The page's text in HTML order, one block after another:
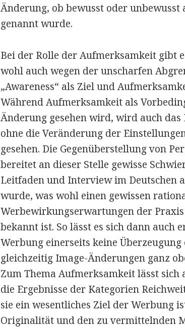
Änderung, ob bewusst oder
genannt wurde.
Bei der Rolle der Aufmerksamkeit gibt
wohl auch wegen der unscharfen
„Awareness“ als Ziel und
Während Aufmerksamkeit als
Änderung gesehen wird, wird auch das
ohne die Veränderung der
gesehen. Die Gegenüberstellung von
bereitet an dieser Stelle gewisse
Leitfaden und Interview im Deutschen
wurde, was wohl einen gewissen
Werbewirkungserwartungen der
bekannt ist. So lässt es sich dann auch
Werbung einerseits keine
gleichzeitig Image-Änderungen ganz
Zum Thema Aufmerksamkeit lässt
die Ergebnisse der Kategorien
sie ein wesentliches Ziel der Werbung
Originalität und den zu vermittelnden